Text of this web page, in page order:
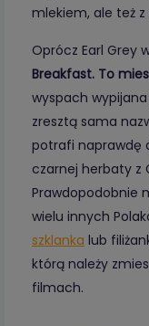
mlekiem, ale też
Oprócz Earl Grey
Breakfast. To
wyspach
zresztą sama
potrafi naprawdę
czarnej herbaty z
Prawdopodobnie
wielu innych
szklanka lub
którą należy
filmach.